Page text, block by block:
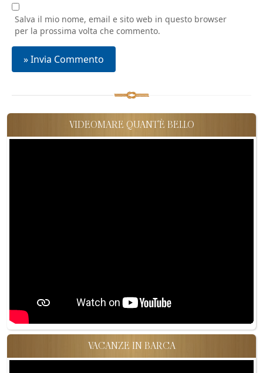
Salva il mio nome, email e sito web in questo browser
per la prossima volta che commento.
VIDEOMARE QUANT'È BELLO
VACANZE IN BARCA